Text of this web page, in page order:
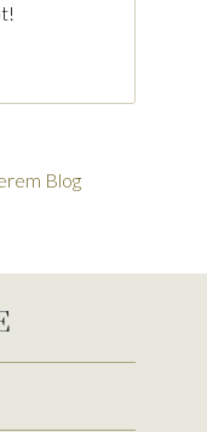
Blog